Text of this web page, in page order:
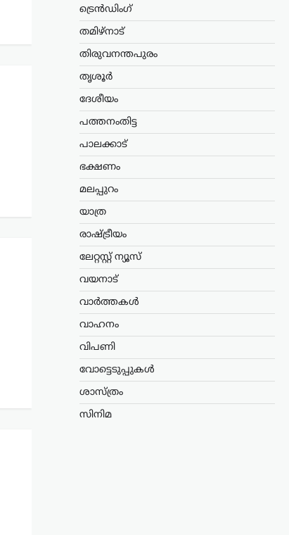
ട്രെൻഡിംഗ്
തമിഴ്നാട്
തിരുവനന്തപുരം
തൃശൂർ
ദേശീയം
പത്തനംതിട്ട
പാലക്കാട്
ഭക്ഷണം
മലപ്പുറം
യാത്ര
രാഷ്ട്രീയം
ലേറ്റസ്റ്റ് ന്യൂസ്
വയനാട്
വാർത്തകൾ
വാഹനം
വിപണി
വോട്ടെടുപ്പുകൾ
ശാസ്ത്രം
സിനിമ